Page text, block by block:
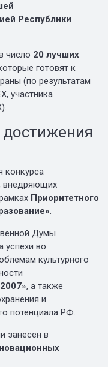
Республики
число 20 лучших
готовят к
(по результатам
участника
конкурса
внедряющих
Приоритетного
.
Думы
успехи во
культурного
, а также
и
потенциала РФ.
занесен в